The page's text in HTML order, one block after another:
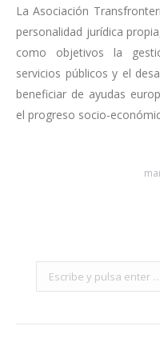
La Asociación
personalidad jurídica
como objetivos la
servicios públicos y el
beneficiar de ayudas
el progreso socio-
Search: